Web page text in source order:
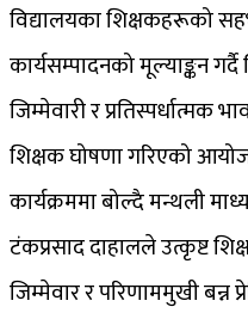
विद्यालयका शिक्षकहरूको
कार्यसम्पादनको मूल्याङ्कन
जिम्मेवारी र प्रतिस्पर्धात्मक
शिक्षक घोषणा गरिएको
कार्यक्रममा बोल्दै मन्थली
टंकप्रसाद दाहालले उत्कृष्ट
जिम्मेवार र परिणाममुखी बन्न